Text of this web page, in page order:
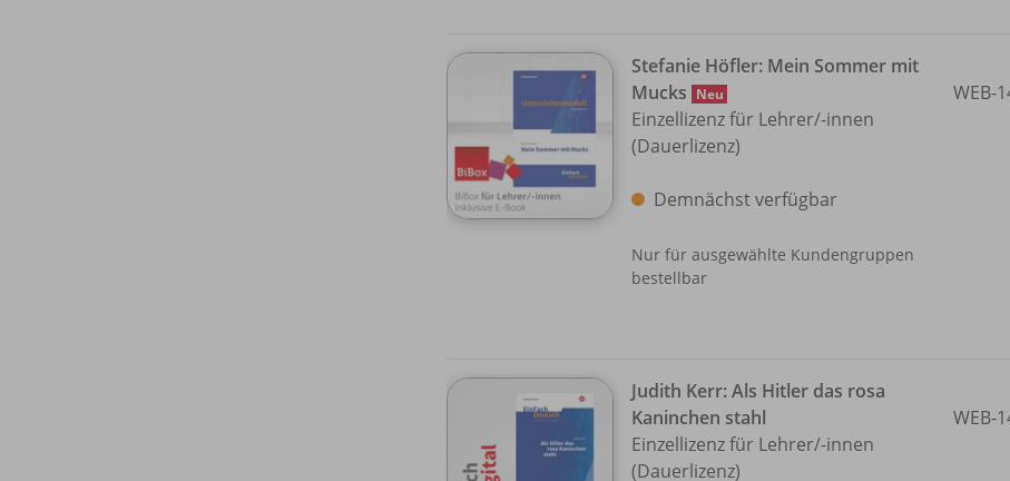
Stefanie Höfler: Mein Sommer mit
Mucks Neu
Einzellizenz für Lehrer/-innen
(Dauerlizenz)
Demnächst verfügbar
Nur für ausgewählte Kundengruppen
bestellbar
WEB-
Judith Kerr: Als Hitler das rosa
Kaninchen stahl
Einzellizenz für Lehrer/-innen
(Dauerlizenz)
WEB-